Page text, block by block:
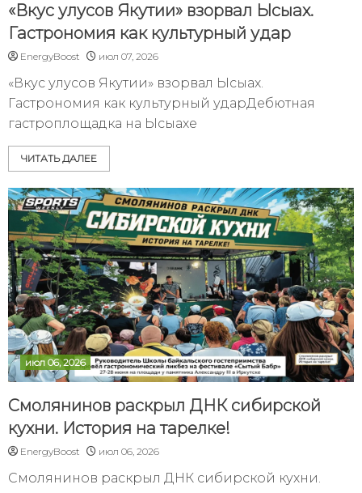
«Вкус улусов Якутии» взорвал Ысыах.
Гастрономия как культурный удар
EnergyBoost июл 07, 2026
«Вкус улусов Якутии» взорвал Ысыах.
Гастрономия как культурный ударДебютная
гастроплощадка на Ысыахе
ЧИТАТЬ ДАЛЕЕ
июл 06, 2026
Смолянинов раскрыл ДНК сибирской
кухни. История на тарелке!
EnergyBoost июл 06, 2026
Смолянинов раскрыл ДНК сибирской кухни.